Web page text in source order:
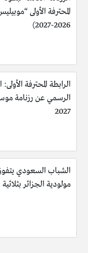
المحترفة الأولى
2026-2027)
الرابطة المحترفة الأولى:
2027
الشباب السعودي
مولودية الجزائر بثلاثية